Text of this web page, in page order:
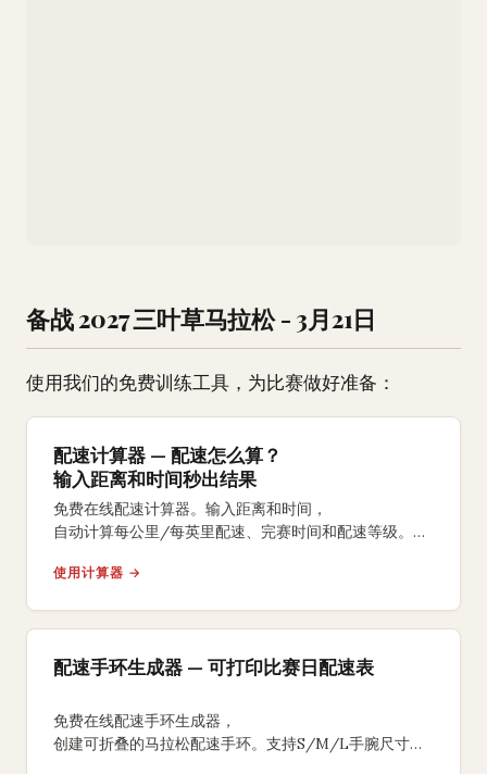
备战 2027 三叶草马拉松 - 3月21日
使用我们的免费训练工具，为比赛做好准备：
配速计算器 — 配速怎么算？
输入距离和时间秒出结果
免费在线配速计算器。输入距离和时间，
自动计算每公里/每英里配速、完赛时间和配速等级。
使用计算器 →
配速手环生成器 — 可打印比赛日配速表
免费在线配速手环生成器，
创建可折叠的马拉松配速手环。支持S/M/L手腕尺寸、